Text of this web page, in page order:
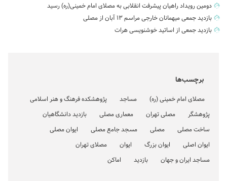
دومین رویداد راهیان پیشرفت انقلابی به مصلای امام خمینی(ره) رسید
بازدید جمعی میهمانان خارجی مراسم ۱۳ آبان از مصلی
بازدید جمعی از اساتید خوشنویسی هرات
برچسب‌ها
مصلای امام خمینی (ره) مساجد
پژوهشکده فرهنگ و هنر اسلامی
پژوهشگر
مصلی تهران معماری مصلی
بازدید دانشگاهیان
ساخت مصلی
مصلی مسجد جامع مصلی
ایوان مصلی
ایوان اصلی
ایوان بزرگ ایوان
مصلای تهران
مساجد ایران و جهان
بازدید اماکن